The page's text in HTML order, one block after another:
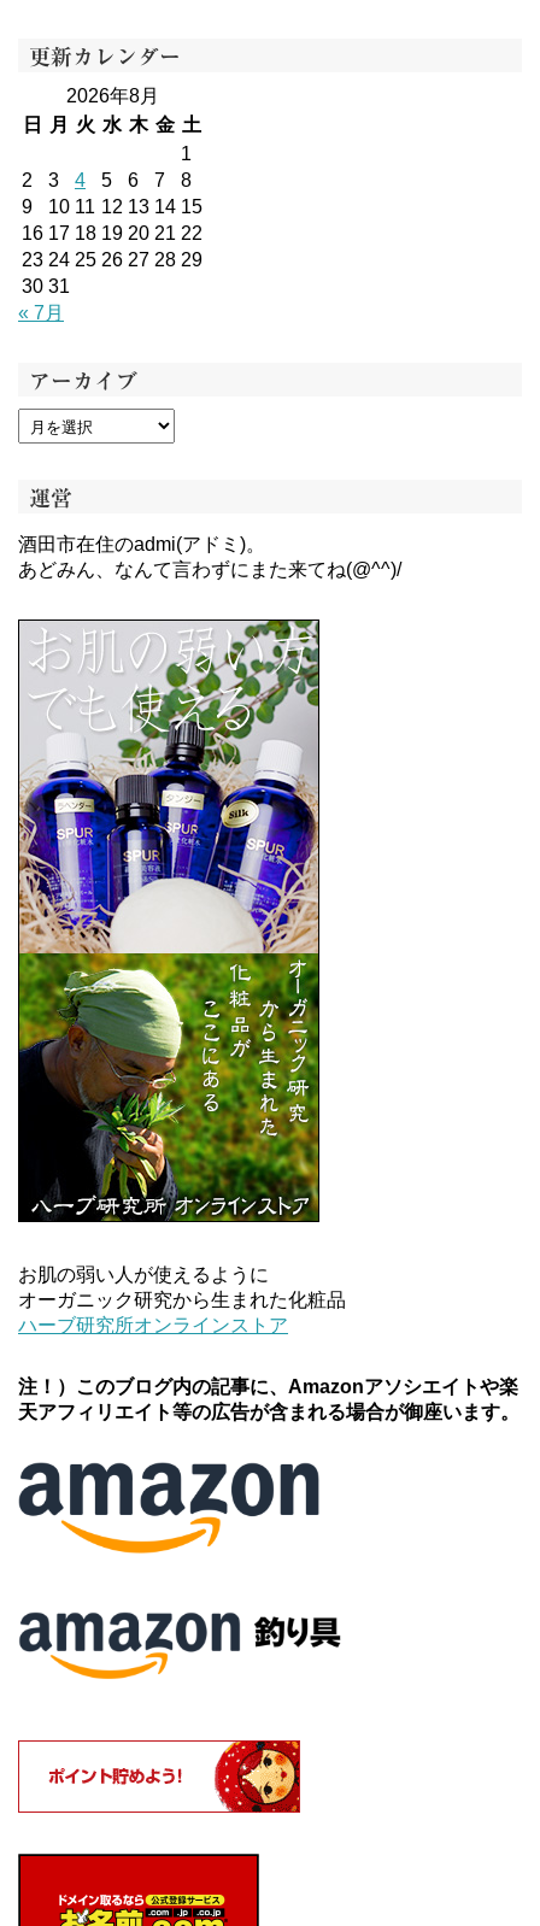
更新カレンダー
2026年8月
日
月 火 水 木 金 土
1
2
3 4 5 6 7
8
9
10 11 12 13 14 15
16 17 18 19 20 21 22
23 24 25 26 27 28 29
30 31
« 7月
アーカイブ
運営
酒田市在住のadmi(アドミ)。
あどみん、なんて言わずにまた来てね(@^^)/
お肌の弱い人が使えるように
オーガニック研究から生まれた化粧品
ハーブ研究所オンラインストア
注！）このブログ内の記事に、Amazonアソシエイトや楽
天アフィリエイト等の広告が含まれる場合が御座います。